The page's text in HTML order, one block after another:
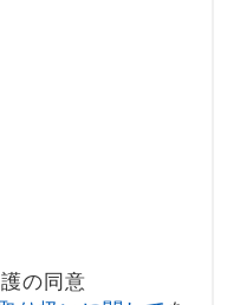
の同意